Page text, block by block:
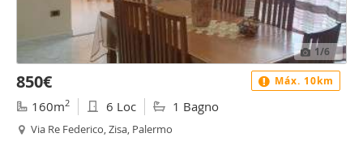
1/6
850€
160m2 6 Loc 1 Bagno
Via Re Federico, Zisa, Palermo
Máx. 10km